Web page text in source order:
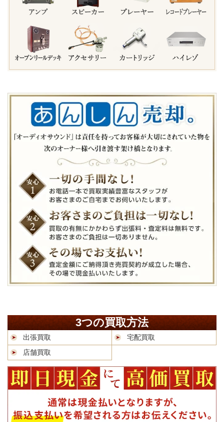
3つの買取方法
出張買取
宅配買取
店舗買取